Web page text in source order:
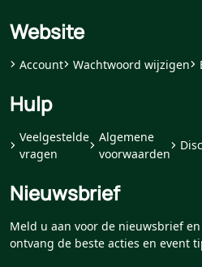
Website
Account Wachtwoord wijzigen
Hulp
Veelgestelde
vragen
Algemene
voorwaarden
Nieuwsbrief
Meld u aan voor de nieuwsbrief en
ontvang de beste acties en event